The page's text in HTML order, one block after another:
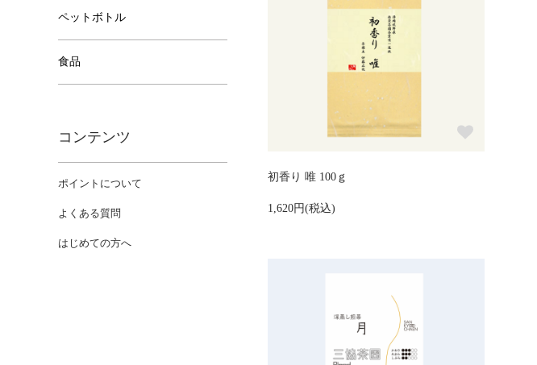
初香り 唯 100ｇ
1,620円(税込)
ペットボトル
食品
コンテンツ
ポイントについて
よくある質問
はじめての方へ